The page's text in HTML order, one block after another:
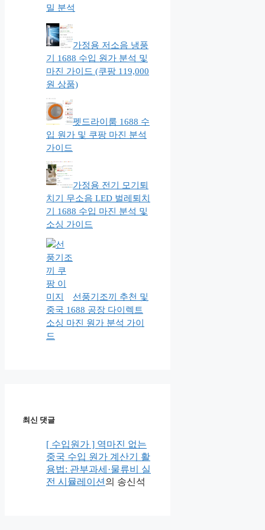
밀 분석
가정용 저소음 냉풍
기 1688 수입 원가 분석 및
마진 가이드 (쿠팡 119,000
원 상품)
펫드라이룸 1688 수
입 원가 및 쿠팡 마진 분석
가이드
가정용 전기 모기퇴
치기 무소음 LED 벌레퇴치
기 1688 수입 마진 분석 및
소싱 가이드
선풍기조끼 추천 및
중국 1688 공장 다이렉트
소싱 마진 원가 분석 가이
드
최신 댓글
[ 수입원가 ] 역마진 없는
중국 수입 원가 계산기 활
용법: 관부과세·물류비 실
전 시뮬레이션 의 송신석